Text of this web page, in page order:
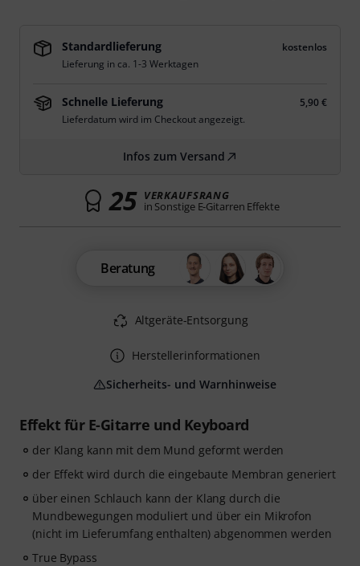
Effekt für E-Gitarre und Keyboard
der Klang kann mit dem Mund geformt werden
der Effekt wird durch die eingebaute Membran generiert
über einen Schlauch kann der Klang durch die
Mundbewegungen moduliert und über ein Mikrofon
(nicht im Lieferumfang enthalten) abgenommen werden
True Bypass
Standardlieferung
kostenlos
Lieferung in ca. 1-3 Werktagen
Schnelle Lieferung
5,90 €
Lieferdatum wird im Checkout angezeigt.
Infos zum Versand
25 VERKAUFSRANG
in Sonstige E-Gitarren Effekte
Beratung
Altgeräte-Entsorgung
Herstellerinformationen
Sicherheits- und Warnhinweise